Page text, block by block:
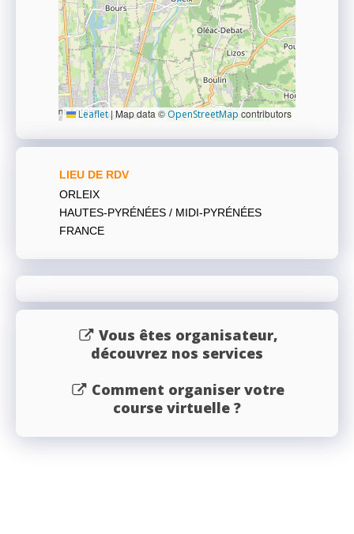
Leaflet|Map data © OpenStreetMap contributors
LIEU DE RDV
ORLEIX
HAUTES-PYRÉNÉES / MIDI-PYRÉNÉES
FRANCE
Vous êtes organisateur,
découvrez nos services
Comment organiser votre
course virtuelle ?